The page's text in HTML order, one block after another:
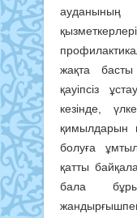
ауданының
жақта
қауіпсіз
кезінде,
қимылдарын
болуға
қатты
бала